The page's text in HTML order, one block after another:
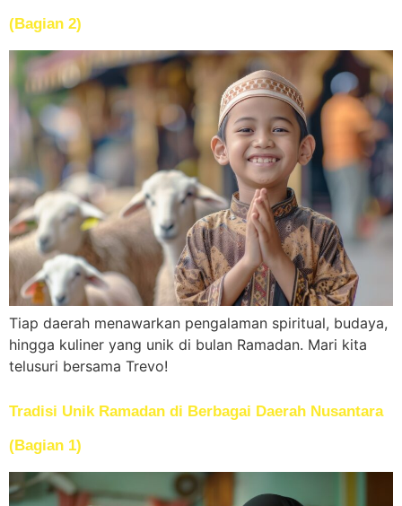
(Bagian 2)
Tiap daerah menawarkan pengalaman spiritual, budaya,
hingga kuliner yang unik di bulan Ramadan. Mari kita
telusuri bersama Trevo!
Tradisi Unik Ramadan di Berbagai Daerah Nusantara
(Bagian 1)